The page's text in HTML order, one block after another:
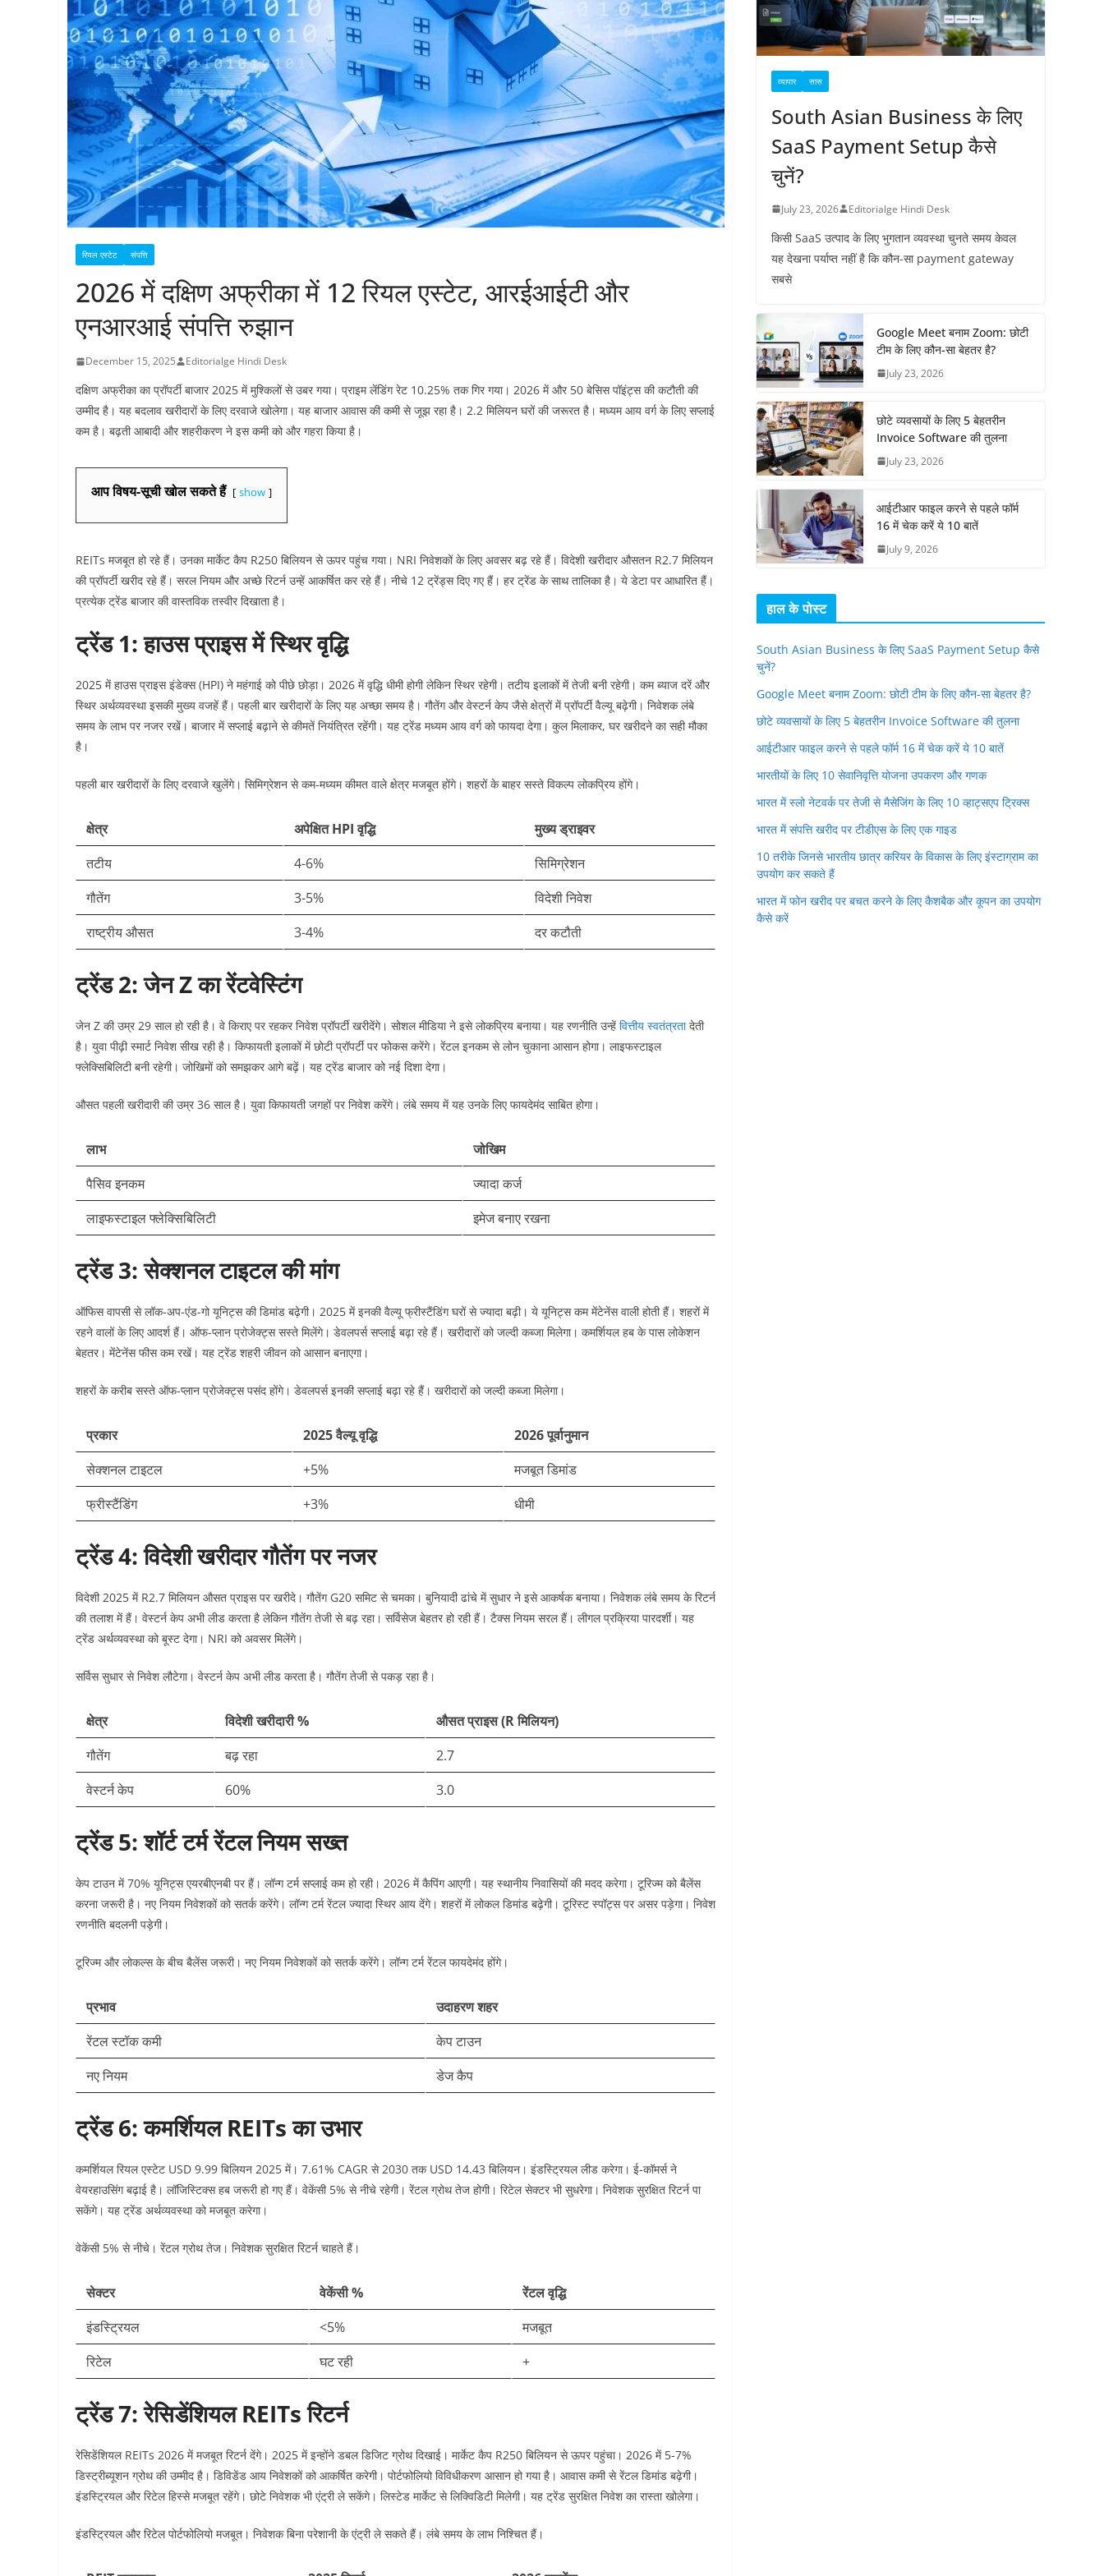
रियल एस्टेट संपत्ति
2026 में दक्षिण अफ्रीका में 12 रियल एस्टेट, आरईआईटी और
एनआरआई संपत्ति रुझान
December 15, 2025 Editorialge Hindi Desk
दक्षिण अफ्रीका का प्रॉपर्टी बाजार 2025 में मुश्किलों से उबर गया। प्राइम लेंडिंग रेट 10.25% तक गिर गया। 2026 में और 50 बेसिस पॉइंट्स की कटौती की
उम्मीद है। यह बदलाव खरीदारों के लिए दरवाजे खोलेगा।​ यह बाजार आवास की कमी से जूझ रहा है। 2.2 मिलियन घरों की जरूरत है। मध्यम आय वर्ग के लिए सप्लाई
कम है। बढ़ती आबादी और शहरीकरण ने इस कमी को और गहरा किया है।​
आप विषय-सूची खोल सकते हैं show
REITs मजबूत हो रहे हैं। उनका मार्केट कैप R250 बिलियन से ऊपर पहुंच गया। NRI निवेशकों के लिए अवसर बढ़ रहे हैं। विदेशी खरीदार औसतन R2.7 मिलियन
की प्रॉपर्टी खरीद रहे हैं। सरल नियम और अच्छे रिटर्न उन्हें आकर्षित कर रहे हैं।​ नीचे 12 ट्रेंड्स दिए गए हैं। हर ट्रेंड के साथ तालिका है। ये डेटा पर आधारित हैं।
प्रत्येक ट्रेंड बाजार की वास्तविक तस्वीर दिखाता है।
ट्रेंड 1: हाउस प्राइस में स्थिर वृद्धि
2025 में हाउस प्राइस इंडेक्स (HPI) ने महंगाई को पीछे छोड़ा। 2026 में वृद्धि धीमी होगी लेकिन स्थिर रहेगी। तटीय इलाकों में तेजी बनी रहेगी। कम ब्याज दरें और
स्थिर अर्थव्यवस्था इसकी मुख्य वजहें हैं। पहली बार खरीदारों के लिए यह अच्छा समय है। गौतेंग और वेस्टर्न केप जैसे क्षेत्रों में प्रॉपर्टी वैल्यू बढ़ेगी। निवेशक लंबे
समय के लाभ पर नजर रखें। बाजार में सप्लाई बढ़ाने से कीमतें नियंत्रित रहेंगी। यह ट्रेंड मध्यम आय वर्ग को फायदा देगा। कुल मिलाकर, घर खरीदने का सही मौका
है।​
पहली बार खरीदारों के लिए दरवाजे खुलेंगे। सिमिग्रेशन से कम-मध्यम कीमत वाले क्षेत्र मजबूत होंगे। शहरों के बाहर सस्ते विकल्प लोकप्रिय होंगे।
क्षेत्र अपेक्षित HPI वृद्धि
मुख्य ड्राइवर
तटीय
4-6%
सिमिग्रेशन ​
गौतेंग
3-5%
विदेशी निवेश ​
राष्ट्रीय औसत
3-4% दर कटौती ​
ट्रेंड 2: जेन Z का रेंटवेस्टिंग
जेन Z की उम्र 29 साल हो रही है। वे किराए पर रहकर निवेश प्रॉपर्टी खरीदेंगे। सोशल मीडिया ने इसे लोकप्रिय बनाया। यह रणनीति उन्हें वित्तीय स्वतंत्रतादेती
है। युवा पीढ़ी स्मार्ट निवेश सीख रही है। किफायती इलाकों में छोटी प्रॉपर्टी पर फोकस करेंगे। रेंटल इनकम से लोन चुकाना आसान होगा। लाइफस्टाइल
फ्लेक्सिबिलिटी बनी रहेगी। जोखिमों को समझकर आगे बढ़ें। यह ट्रेंड बाजार को नई दिशा देगा।​
औसत पहली खरीदारी की उम्र 36 साल है। युवा किफायती जगहों पर निवेश करेंगे। लंबे समय में यह उनके लिए फायदेमंद साबित होगा।
लाभ
जोखिम
पैसिव इनकम ​
ज्यादा कर्ज ​
लाइफस्टाइल फ्लेक्सिबिलिटी
इमेज बनाए रखना
ट्रेंड 3: सेक्शनल टाइटल की मांग
ऑफिस वापसी से लॉक-अप-एंड-गो यूनिट्स की डिमांड बढ़ेगी। 2025 में इनकी वैल्यू फ्रीस्टैंडिंग घरों से ज्यादा बढ़ी। ये यूनिट्स कम मेंटेनेंस वाली होती हैं। शहरों में
रहने वालों के लिए आदर्श हैं। ऑफ-प्लान प्रोजेक्ट्स सस्ते मिलेंगे। डेवलपर्स सप्लाई बढ़ा रहे हैं। खरीदारों को जल्दी कब्जा मिलेगा। कमर्शियल हब के पास लोकेशन
बेहतर। मेंटेनेंस फीस कम रखें। यह ट्रेंड शहरी जीवन को आसान बनाएगा।​
शहरों के करीब सस्ते ऑफ-प्लान प्रोजेक्ट्स पसंद होंगे। डेवलपर्स इनकी सप्लाई बढ़ा रहे हैं। खरीदारों को जल्दी कब्जा मिलेगा।
प्रकार 2025 वैल्यू वृद्धि
2026 पूर्वानुमान
सेक्शनल टाइटल
+5% ​
मजबूत डिमांड ​
फ्रीस्टैंडिंग
+3% ​ धीमी ​
ट्रेंड 4: विदेशी खरीदार गौतेंग पर नजर
विदेशी 2025 में R2.7 मिलियन औसत प्राइस पर खरीदे। गौतेंग G20 समिट से चमका। बुनियादी ढांचे में सुधार ने इसे आकर्षक बनाया। निवेशक लंबे समय के रिटर्न
की तलाश में हैं। वेस्टर्न केप अभी लीड करता है लेकिन गौतेंग तेजी से बढ़ रहा। सर्विसेज बेहतर हो रही हैं। टैक्स नियम सरल हैं। लीगल प्रक्रिया पारदर्शी। यह
ट्रेंड अर्थव्यवस्था को बूस्ट देगा। NRI को अवसर मिलेंगे।​
सर्विस सुधार से निवेश लौटेगा। वेस्टर्न केप अभी लीड करता है। गौतेंग तेजी से पकड़ रहा है।
क्षेत्र विदेशी खरीदारी %
औसत प्राइस (R मिलियन)
गौतेंग
बढ़ रहा ​
2.7 ​
वेस्टर्न केप
60% ​ 3.0 ​
ट्रेंड 5: शॉर्ट टर्म रेंटल नियम सख्त
केप टाउन में 70% यूनिट्स एयरबीएनबी पर हैं। लॉन्ग टर्म सप्लाई कम हो रही। 2026 में कैपिंग आएगी। यह स्थानीय निवासियों की मदद करेगा। टूरिज्म को बैलेंस
करना जरूरी है। नए नियम निवेशकों को सतर्क करेंगे। लॉन्ग टर्म रेंटल ज्यादा स्थिर आय देंगे। शहरों में लोकल डिमांड बढ़ेगी। टूरिस्ट स्पॉट्स पर असर पड़ेगा। निवेश
रणनीति बदलनी पड़ेगी।​
टूरिज्म और लोकल्स के बीच बैलेंस जरूरी। नए नियम निवेशकों को सतर्क करेंगे। लॉन्ग टर्म रेंटल फायदेमंद होंगे।
प्रभाव
उदाहरण शहर
रेंटल स्टॉक कमी ​
केप टाउन ​
नए नियम
डेज कैप ​
ट्रेंड 6: कमर्शियल REITs का उभार
कमर्शियल रियल एस्टेट USD 9.99 बिलियन 2025 में। 7.61% CAGR से 2030 तक USD 14.43 बिलियन। इंडस्ट्रियल लीड करेगा। ई-कॉमर्स ने
वेयरहाउसिंग बढ़ाई है। लॉजिस्टिक्स हब जरूरी हो गए हैं। वेकेंसी 5% से नीचे रहेगी। रेंटल ग्रोथ तेज होगी। रिटेल सेक्टर भी सुधरेगा। निवेशक सुरक्षित रिटर्न पा
सकेंगे। यह ट्रेंड अर्थव्यवस्था को मजबूत करेगा।​
वेकेंसी 5% से नीचे। रेंटल ग्रोथ तेज। निवेशक सुरक्षित रिटर्न चाहते हैं।
सेक्टर वेकेंसी %
रेंटल वृद्धि
इंडस्ट्रियल
<5% ​
मजबूत ​
रिटेल
घट रही ​ + ​
ट्रेंड 7: रेसिडेंशियल REITs रिटर्न
रेसिडेंशियल REITs 2026 में मजबूत रिटर्न देंगे। 2025 में इन्होंने डबल डिजिट ग्रोथ दिखाई। मार्केट कैप R250 बिलियन से ऊपर पहुंचा। 2026 में 5-7%
डिस्ट्रीब्यूशन ग्रोथ की उम्मीद है। डिविडेंड आय निवेशकों को आकर्षित करेगी। पोर्टफोलियो विविधीकरण आसान हो गया है। आवास कमी से रेंटल डिमांड बढ़ेगी।
इंडस्ट्रियल और रिटेल हिस्से मजबूत रहेंगे। छोटे निवेशक भी एंट्री ले सकेंगे। लिस्टेड मार्केट से लिक्विडिटी मिलेगी। यह ट्रेंड सुरक्षित निवेश का रास्ता खोलेगा।​
इंडस्ट्रियल और रिटेल पोर्टफोलियो मजबूत। निवेशक बिना परेशानी के एंट्री ले सकते हैं। लंबे समय के लाभ निश्चित हैं।
व्यापार सास
South Asian Business के लिए
SaaS Payment Setup कैसे
चुनें?
July 23, 2026 Editorialge Hindi Desk
किसी SaaS उत्पाद के लिए भुगतान व्यवस्था चुनते समय केवल
यह देखना पर्याप्त नहीं है कि कौन-सा payment gateway
सबसे
Google Meet बनाम Zoom: छोटी
टीम के लिए कौन-सा बेहतर है?
July 23, 2026
छोटे व्यवसायों के लिए 5 बेहतरीन
Invoice Software की तुलना
July 23, 2026
आईटीआर फाइल करने से पहले फॉर्म
16 में चेक करें ये 10 बातें
July 9, 2026
हाल के पोस्ट
South Asian Business के लिए SaaS Payment Setup कैसे
चुनें?
Google Meet बनाम Zoom: छोटी टीम के लिए कौन-सा बेहतर है?
छोटे व्यवसायों के लिए 5 बेहतरीन Invoice Software की तुलना
आईटीआर फाइल करने से पहले फॉर्म 16 में चेक करें ये 10 बातें
भारतीयों के लिए 10 सेवानिवृत्ति योजना उपकरण और गणक
भारत में स्लो नेटवर्क पर तेजी से मैसेजिंग के लिए 10 व्हाट्सएप ट्रिक्स
भारत में संपत्ति खरीद पर टीडीएस के लिए एक गाइड
10 तरीके जिनसे भारतीय छात्र करियर के विकास के लिए इंस्टाग्राम का
उपयोग कर सकते हैं
भारत में फोन खरीद पर बचत करने के लिए कैशबैक और कूपन का उपयोग
कैसे करें